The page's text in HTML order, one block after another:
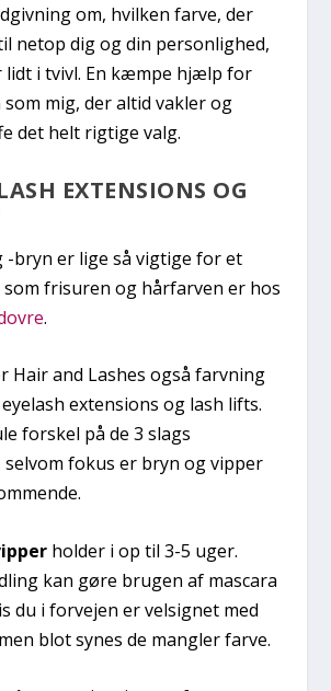
om, hvilken farve, der
netop dig og din personlighed,
lidt i tvivl. En kæmpe hjælp for
mig, der altid vakler og
det helt rigtige valg.
EXTENSIONS OG
bryn er lige så vigtige for et
frisuren og hårfarven er hos
.
Hair and Lashes også farvning
extensions og lash lifts.
forskel på de 3 slags
fokus er bryn og vipper
holder i op til 3-5 uger.
kan gøre brugen af mascara
du i forvejen er velsignet med
blot synes de mangler farve.